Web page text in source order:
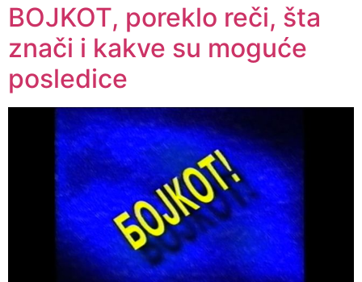
BOJKOT, poreklo reči, šta
znači i kakve su moguće
posledice